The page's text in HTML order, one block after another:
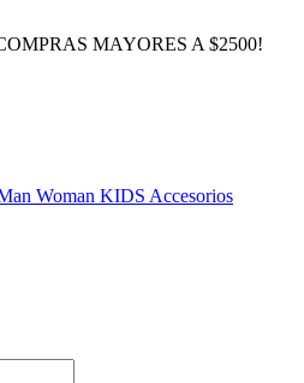
MAYORES A $2500!
Woman KIDS Accesorios